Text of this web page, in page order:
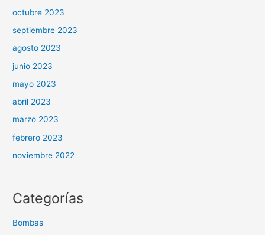
octubre 2023
septiembre 2023
agosto 2023
junio 2023
mayo 2023
abril 2023
marzo 2023
febrero 2023
noviembre 2022
Categorías
Bombas